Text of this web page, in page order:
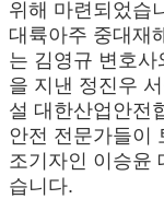
위해 마련되었습
대륙아주 중대재
는 김영규 변호
을 지낸 정진우
설 대한산업안전
안전 전문가들이
조기자인 이승윤
습니다.